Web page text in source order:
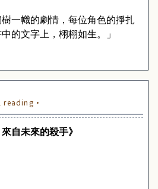
樹一幟的劇情，每位角色的掙扎
的文字上，栩栩如生。」
reading·
自未來的殺手》